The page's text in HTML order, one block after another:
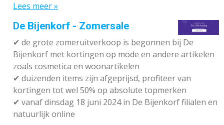
Lees meer »
De Bijenkorf - Zomersale
✔ de grote zomeruitverkoop is begonnen bij De
Bijenkorf met kortingen op mode en andere artikelen
zoals cosmetica en woonartikelen
✔ duizenden items zijn afgeprijsd, profiteer van
kortingen tot wel 50% op absolute topmerken
✔ vanaf dinsdag 18 juni 2024 in De Bijenkorf filialen en
natuurlijk online